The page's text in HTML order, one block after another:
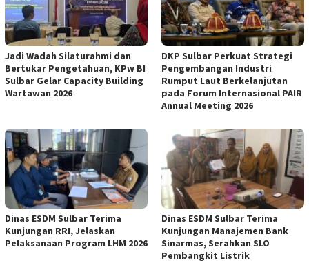
Jadi Wadah Silaturahmi dan
Bertukar Pengetahuan, KPw BI
Sulbar Gelar Capacity Building
Wartawan 2026
DKP Sulbar Perkuat Strategi
Pengembangan Industri
Rumput Laut Berkelanjutan
pada Forum Internasional PAIR
Annual Meeting 2026
Dinas ESDM Sulbar Terima
Kunjungan RRI, Jelaskan
Pelaksanaan Program LHM 2026
Dinas ESDM Sulbar Terima
Kunjungan Manajemen Bank
Sinarmas, Serahkan SLO
Pembangkit Listrik